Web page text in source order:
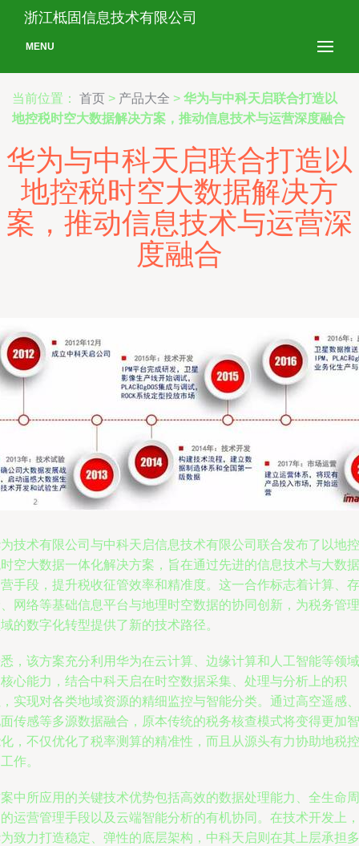
浙江柢固信息技术有限公司
MENU
当前位置： 首页 > 产品大全 > 华为与中科天启联合打造以
地控税时空大数据解决方案，推动信息技术与运营深度融合
华为与中科天启联合打造以
地控税时空大数据解决方
案，推动信息技术与运营深
度融合
技术有限公司与中科天启信息技术有限公司联合发布了以地控
空大数据一体化解决方案，旨在通过先进的信息技术与大数据
手段，提升税收征管效率和精准度。这一合作标志着计算、存
网络等基础信息平台与地理时空数据的协同创新，为税务管理
的数字化转型提供了新的技术路径。
，该方案充分利用华为在云计算、边缘计算和人工智能等领域
心能力，结合中科天启在时空数据采集、处理与分析上的积
实现对各类地域资源的精细监控与智能分类。通过高空遥感、
传感等多源数据融合，原本传统的税务核查模式将变得更加智
，不仅优化了税率测算的精准性，而且从源头有力协助地税控
作。
中所应用的关键技术优势包括高效的数据处理能力、全生命周
运营管理手段以及云端智能分析的有机协同。在技术开发上，
致力打造稳定、弹性的底层架构，中科天启则在其上层承担多